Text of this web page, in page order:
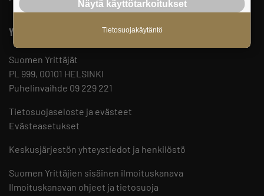
Yhteystiedot
Suomen Yrittäjät
PL 999, 00101 HELSINKI
Puhelinvaihde 09 229 221
Tietosuojaseloste ja evästeet
Evästeasetukset
Keskusjärjestön yhteystiedot ja henkilöstö
Suomen Yrittäjien sisäinen ilmoituskanava
Ilmoituskanavan ohjeet ja tietosuoja
Näytä käyttötarkoitukset
Tietosuojakäytäntö